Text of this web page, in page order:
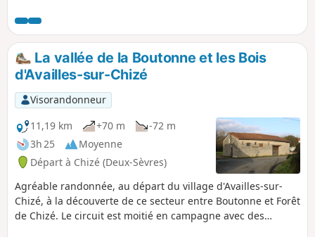
Commanderie. Cette randonnée permet de
découvrir les aires de détente de la Chaume
et de la Chauvière, l’Église d’Ensigné, le
Chemin de Contré et le Chemin Saunier, la
Commanderie des Templiers, les chênes de
Fief-Louis, le puits à cigogne du Lac et le trou
de l’Ormeau.
La vallée de la Boutonne et les Bois
d'Availles-sur-Chizé
Visorandonneur
11,19 km
+70 m
-72 m
3h 25
Moyenne
Départ à Chizé (Deux-Sèvres)
Agréable randonnée, au départ du village d'Availles-sur-
Chizé, à la découverte de ce secteur entre Boutonne et Forêt
de Chizé. Le circuit est moitié en campagne avec des